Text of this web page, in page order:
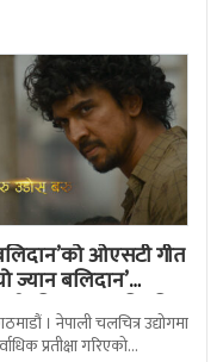
ओएसटी गीत
ज्यान बलिदान’
सार्वजनिक, मातृभूमिप्रति
भावनात्मक…
। नेपाली चलचित्र उद्योगमा
प्रतीक्षा गरिएको